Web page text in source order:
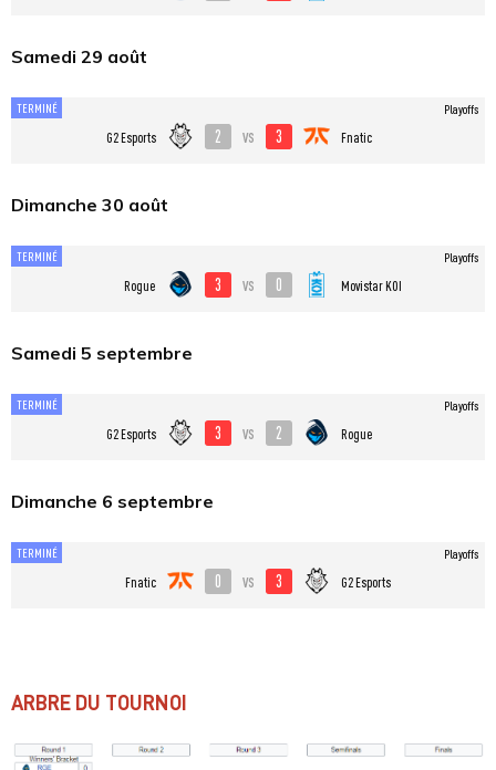
Samedi 29 août
TERMINÉ
G2 Esports 2 vs 3 Fnatic
Playoffs
Dimanche 30 août
TERMINÉ
Rogue 3 vs 0 Movistar KOI
Playoffs
Samedi 5 septembre
TERMINÉ
G2 Esports 3 vs 2 Rogue
Playoffs
Dimanche 6 septembre
TERMINÉ
Fnatic 0 vs 3 G2 Esports
Playoffs
ARBRE DU TOURNOI